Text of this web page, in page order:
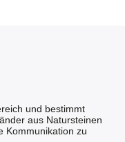
und bestimmt
aus Natursteinen
Kommunikation zu